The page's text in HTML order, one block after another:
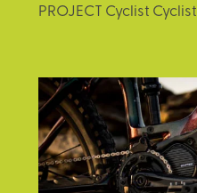
PROJECT Cyclist Cyclist